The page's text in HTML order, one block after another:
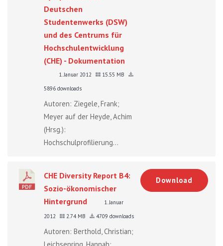
Deutschen
Studentenwerks (DSW)
und des Centrums für
Hochschulentwicklung
(CHE) - Dokumentation
1. Januar 2012
15.55 MB
5896 downloads
Autoren: Ziegele, Frank;
Meyer auf der Heyde, Achim
(Hrsg.):
Hochschulprofilierung...
CHE Diversity Report B4:
Sozio-ökonomischer
Hintergrund
1. Januar
2012
2.74 MB 4709 downloads
Autoren: Berthold, Christian;
Leichsenring, Hannah;
Download